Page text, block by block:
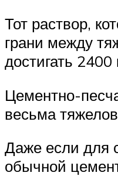
Тот раствор,
грани между
достигать
Цементно-
весьма
Даже если для
обычной